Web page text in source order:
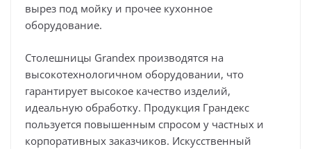
вырез под мойку и прочее кухонное
оборудование.
Столешницы Grandex производятся на
высокотехнологичном оборудовании, что
гарантирует высокое качество изделий,
идеальную обработку. Продукция Грандекс
пользуется повышенным спросом у частных и
корпоративных заказчиков. Искусственный